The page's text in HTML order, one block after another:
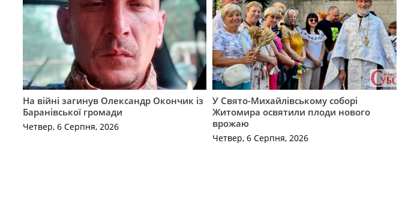
На війні загинув Олександр Окончик із
Баранівської громади
Четвер, 6 Серпня, 2026
У Свято-Михайлівському соборі
Житомира освятили плоди нового
врожаю
Четвер, 6 Серпня, 2026